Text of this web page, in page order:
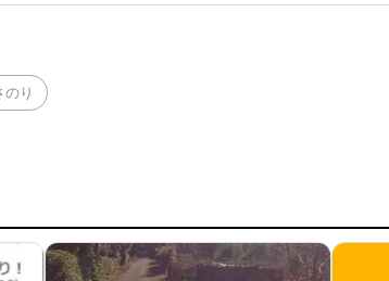
のり